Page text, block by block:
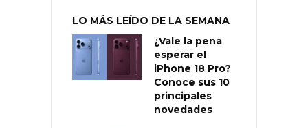
LO MÁS LEÍDO DE LA SEMANA
¿Vale la pena
esperar el
iPhone 18 Pro?
Conoce sus 10
principales
novedades